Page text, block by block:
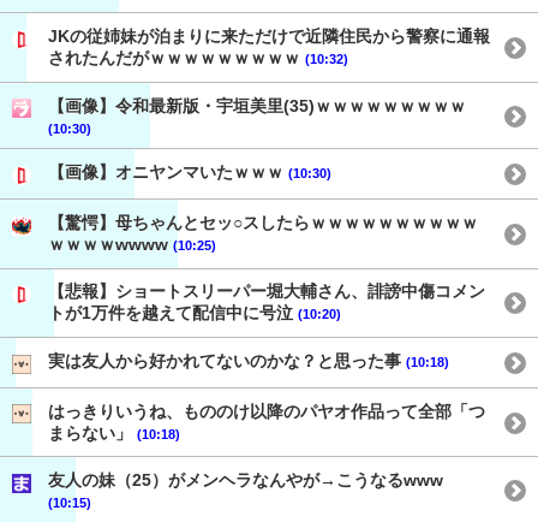
JKの従姉妹が泊まりに来ただけで近隣住民から警察に通報
されたんだがｗｗｗｗｗｗｗｗｗ (10:32)
【画像】令和最新版・宇垣美里(35)ｗｗｗｗｗｗｗｗｗ
(10:30)
【画像】オニヤンマいたｗｗｗ (10:30)
【驚愕】母ちゃんとセッ○スしたらｗｗｗｗｗｗｗｗｗｗ
ｗｗｗｗwwww (10:25)
【悲報】ショートスリーパー堀大輔さん、誹謗中傷コメン
トが1万件を越えて配信中に号泣 (10:20)
実は友人から好かれてないのかな？と思った事 (10:18)
はっきりいうね、もののけ以降のパヤオ作品って全部「つ
まらない」
(10:18)
友人の妹（25）がメンヘラなんやが→こうなるwww
(10:15)